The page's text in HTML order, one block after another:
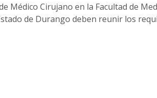
Médico Cirujano en la Facultad de
de Durango deben reunir los